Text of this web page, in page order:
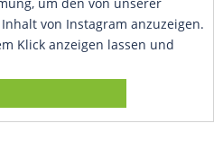
um den von unserer
von Instagram anzuzeigen.
Klick anzeigen lassen und